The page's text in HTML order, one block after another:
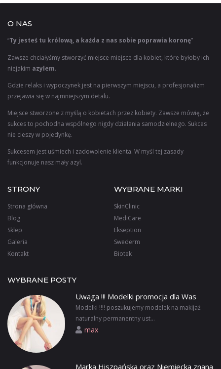
O NAS
“Ty jesteś tu królową, a każda z nas sobie poprawia koronę”
Zawsze chciałyśmy stworzyć miejsce miejsce dla kobiet, które byłoby ich
niejakim azylem.
Gdzie relaks i wypoczynek jest na pierwszym miejscu, a profesjonalizm
przejawia się w najmniejszym detalu.
Miejsce stworzone z myślą o kobietach przez kobiety. Zawsze mówię, że
sukces to pochodna wspólnego nigdy działania samodzielnego. Sukces
nie cieszy w pojedynkę.
Sukcesem jest uśmiech i zadowolenie klienta. W myśl tej zasady
funkcjonuje nasz mały azyl.
STRONY
Strona główna
Blog
Sklep
Galeria
Kontakt
WYBRANE POSTY
Uwaga !!! Modelki promocja dla Was
Modelki !!!! poszukujemy modelek na makijaż
naturalny permanentny ust...
max
Marka Hiszpańska oraz Niemiecka znana
WYBRANE MARKI
SkinClinic
MediCare
Ekseption
Swederm
Biotek